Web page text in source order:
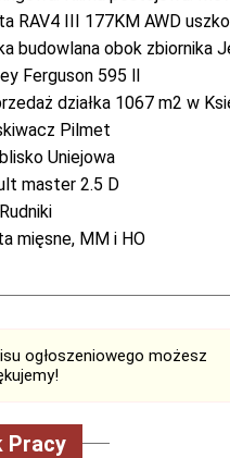
RAV4 III 177KM AWD
budowlana obok zbiornika
Ferguson 595 ll
działka 1067 m2 w
Pilmet
Uniejowa
master 2.5 D
mięsne, MM i HO
ogłoszeniowego możesz
Pracy